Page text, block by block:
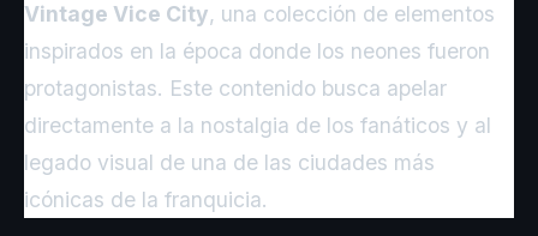
Vintage Vice City, una colección de elementos
inspirados en la época donde los neones fueron
protagonistas. Este contenido busca apelar
directamente a la nostalgia de los fanáticos y al
legado visual de una de las ciudades más
icónicas de la franquicia.